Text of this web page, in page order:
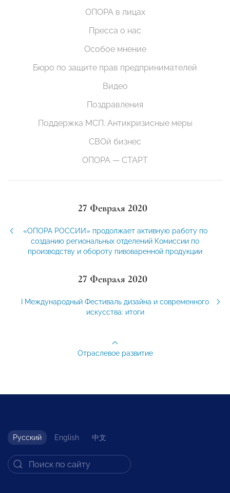
ОПОРА в лицах
Пресса о нас
Особое мнение
Бюро по защите прав предпринимателей
Видео
Поздравления
Поддержка МСП. Антикризисные меры
СВОй бизнес
ОПОРА — СТАРТ
27 Февраля 2020
«ОПОРА РОССИИ» продолжает активную работу по
созданию региональных отделений Комиссии по
производству и обороту пивоваренной продукции
27 Февраля 2020
I Международный Фестиваль дизайна и современного
искусства: итоги
Отраслевое развитие
Русский English 中文